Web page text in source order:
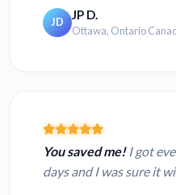
JD JP D.
Ottawa, Ontario
You saved me!I got
days and I was sure it